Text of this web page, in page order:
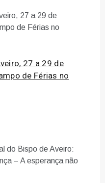
27 a 29 de
de Férias no